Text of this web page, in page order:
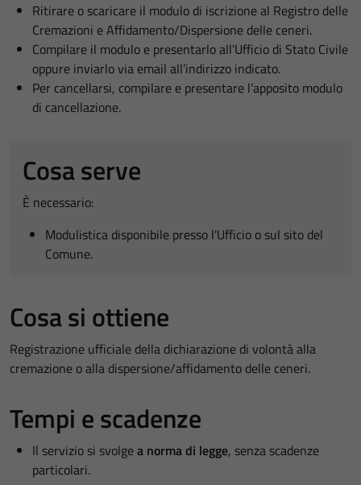
Ritirare o scaricare il modulo di iscrizione al Registro delle
Cremazioni e Affidamento/Dispersione delle ceneri.
Compilare il modulo e presentarlo all’Ufficio di Stato Civile
oppure inviarlo via email all’indirizzo indicato.
Per cancellarsi, compilare e presentare l’apposito modulo
di cancellazione.
Cosa serve
È necessario:
Modulistica disponibile presso l’Ufficio o sul sito del
Comune.
Cosa si ottiene
Registrazione ufficiale della dichiarazione di volontà alla
cremazione o alla dispersione/affidamento delle ceneri.
Tempi e scadenze
Il servizio si svolgea norma di legge, senza scadenze
particolari.